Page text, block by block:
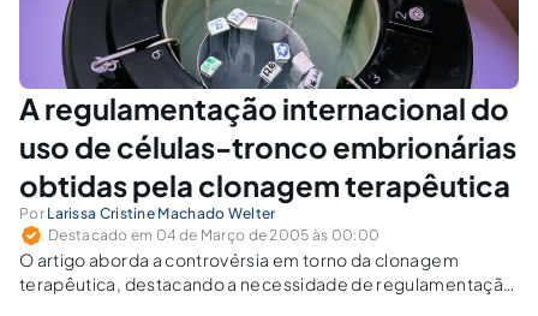
A regulamentação internacional do
uso de células-tronco embrionárias
obtidas pela clonagem terapêutica
Por Larissa Cristine Machado Welter
Destacado em 04 de Março de 2005 às 00:00
O artigo aborda a controvérsia em torno da clonagem
terapêutica, destacando a necessidade de regulamentação